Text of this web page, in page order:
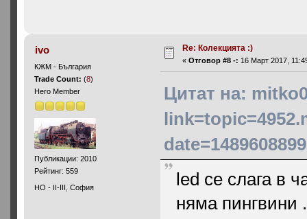
ivo
КЖМ - България
Trade Count:(8)
Hero Member
Публикации: 2010
Рейтинг: 559
HO - II-III, София
Re: Колекцията :)
«Отговор #8 -: 16 Март 2017,
Цитат на:
date=1489608899
led се слага в
няма пингвини